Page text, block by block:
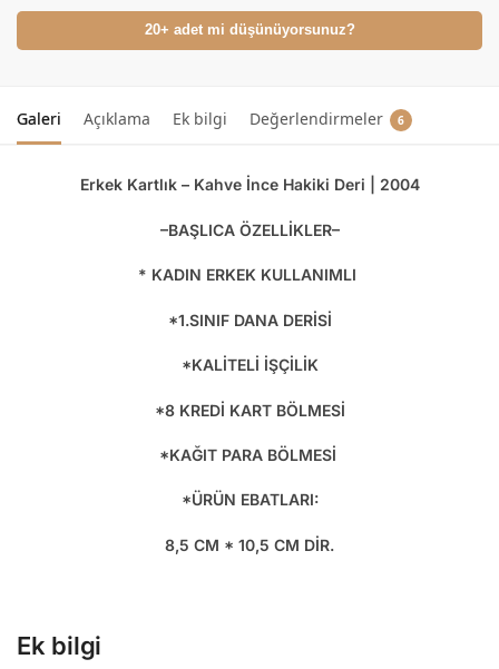
20+ adet mi düşünüyorsunuz?
Galeri Açıklama Ek bilgi Değerlendirmeler 6
Erkek Kartlık – Kahve İnce Hakiki Deri | 2004
–BAŞLICA ÖZELLİKLER–
* KADIN ERKEK KULLANIMLI
*1.SINIF DANA DERİSİ
*KALİTELİ İŞÇİLİK
*8 KREDİ KART BÖLMESİ
*KAĞIT PARA BÖLMESİ
*ÜRÜN EBATLARI:
8,5 CM * 10,5 CM DİR.
Ek bilgi